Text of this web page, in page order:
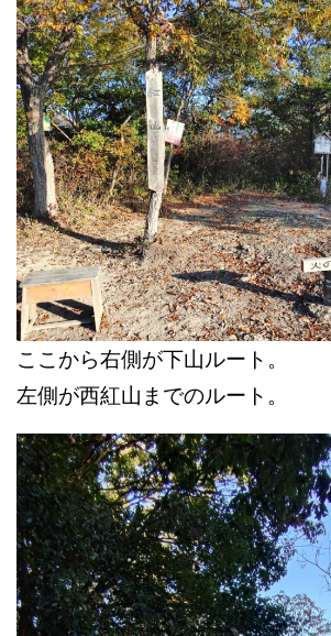
ここから右側が下山ルート。
左側が西紅山までのルート。